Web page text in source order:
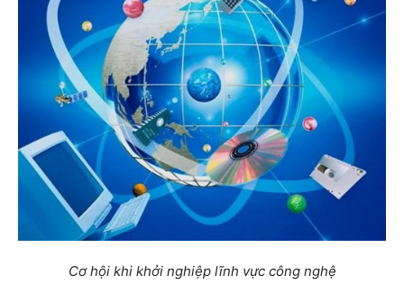
Cơ hội khi khởi nghiệp lĩnh vực công nghệ